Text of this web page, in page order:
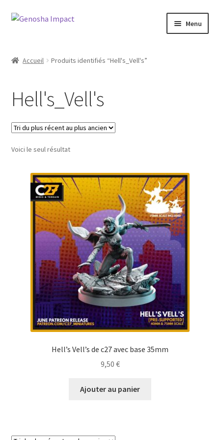
Aller
navigation
Aller
Menu
Checkout
My account
Shop
Wishlist
Accueil Produits identifiés “Hell's_Vell's”
Hell's_Vell's
Voici le seul résultat
Hell’s Vell’s de c27 avec base 35mm
9,50 €
Ajouter au panier